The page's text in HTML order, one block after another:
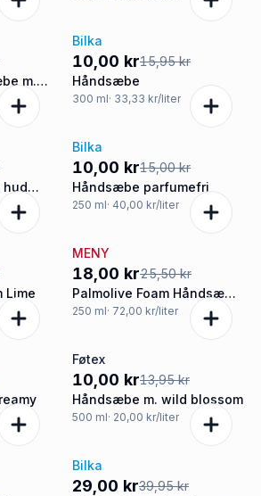
m.
-37%
Bilka
10,00 kr15,95 kr
Håndsæbe
300 ml· 33,33 kr/liter
-33%
Bilka
10,00 kr15,00 kr
Håndsæbe parfumefri
250 ml· 40,00 kr/liter
Lime
-29%
MENY
18,00 kr25,50 kr
Palmolive Foam Håndsæ
Kids
250 ml· 72,00 kr/liter
-28%
Føtex
10,00 kr13,95 kr
Håndsæbe m. wild blossom
500 ml· 20,00 kr/liter
-27%
Bilka
29,00 kr39,95 kr